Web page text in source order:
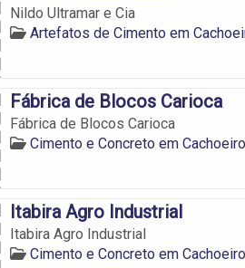
Nildo Ultramar e Cia
Artefatos de Cimento em
Fábrica de Blocos Carioca
Fábrica de Blocos Carioca
Cimento e Concreto em
Itabira Agro Industrial
Itabira Agro Industrial
Cimento e Concreto em